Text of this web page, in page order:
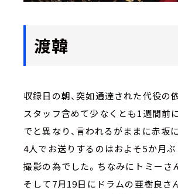
渡韓
収録日の朝、突如通達された代役の
スタッフ含めて少なくとも1週間前
でと異なり、言われるがままに赤坂
4人でお送りするのはおよそ5か月ぶ
撮影の為でした。ちなみにトミーさ
そして7月19日にドラムの亜樹良さ